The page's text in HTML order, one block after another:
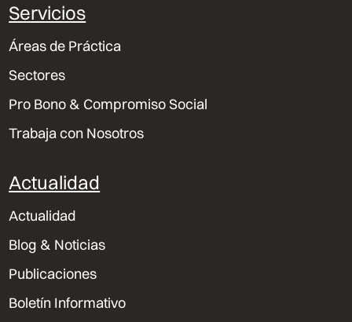
Servicios
Áreas de Práctica
Sectores
Pro Bono & Compromiso Social
Trabaja con Nosotros
Actualidad
Actualidad
Blog & Noticias
Publicaciones
Boletín Informativo